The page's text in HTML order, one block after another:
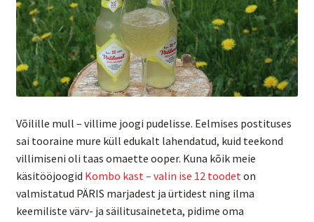
Võilille mull – villime joogi pudelisse. Eelmises postituses
sai tooraine mure küll edukalt lahendatud, kuid teekond
villimiseni oli taas omaette ooper. Kuna kõik meie
käsitööjoogid Kombo kast – valin ise 12 toodet on
valmistatud PÄRIS marjadest ja ürtidest ning ilma
keemiliste värv- ja säilitusaineteta, pidime oma